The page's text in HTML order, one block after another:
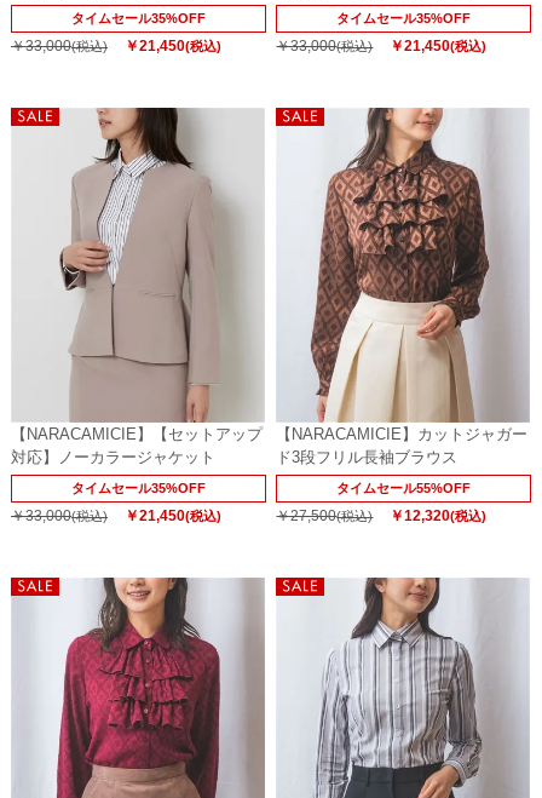
タイムセール35%OFF
￥33,000(税込) ￥21,450(税込)
タイムセール35%OFF
￥33,000(税込) ￥21,450(税込)
【NARACAMICIE】【セットアップ
対応】ノーカラージャケット
タイムセール35%OFF
￥33,000(税込) ￥21,450(税込)
【NARACAMICIE】カットジャガー
ド3段フリル長袖ブラウス
タイムセール55%OFF
￥27,500(税込) ￥12,320(税込)